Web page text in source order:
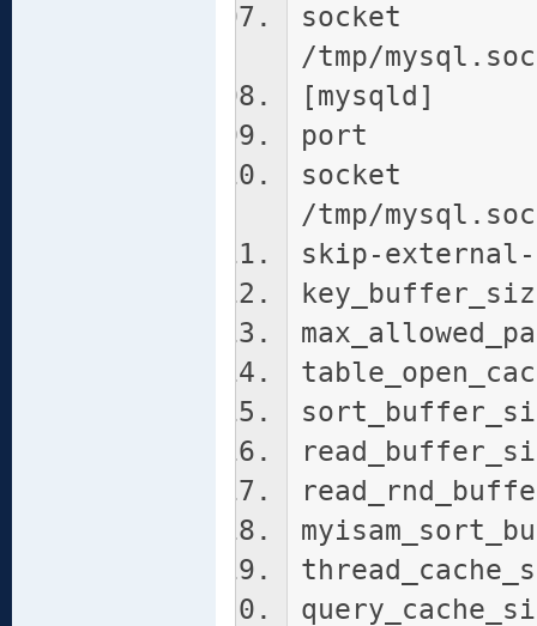
/tmp/
[mysqld]
port =
/tmp/
skip-